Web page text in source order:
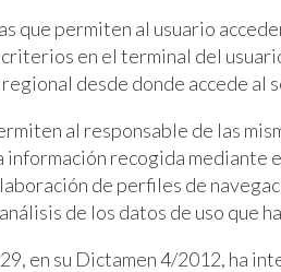
que permiten al usuario
en el terminal del
desde donde accede al
al responsable de las
información recogida
de perfiles de
de los datos de uso que
en su Dictamen 4/2012, ha